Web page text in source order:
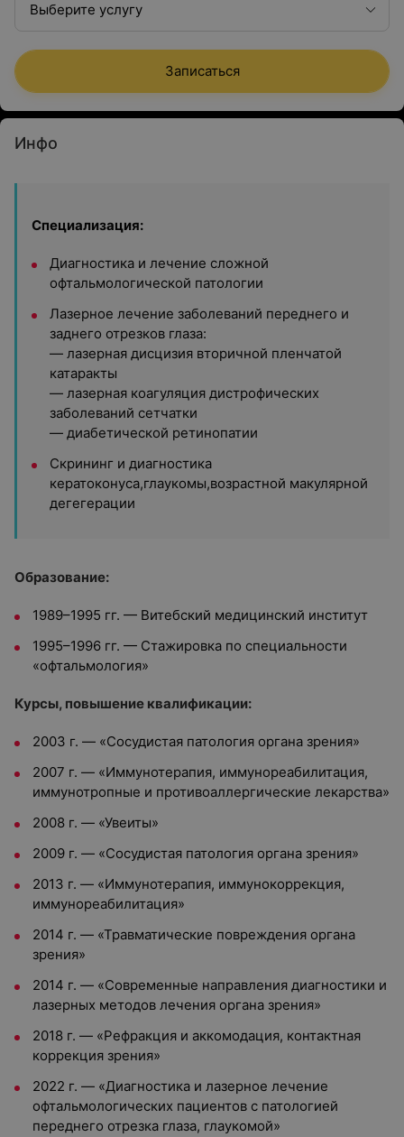
Выберите услугу
Записаться
Инфо
Специализация:
Диагностика и лечение сложной
офтальмологической патологии
Лазерное лечение заболеваний переднего и
заднего отрезков глаза:
— лазерная дисцизия вторичной пленчатой
катаракты
— лазерная коагуляция дистрофических
заболеваний сетчатки
— диабетической ретинопатии
Скрининг и диагностика
кератоконуса,глаукомы,возрастной макулярной
дегегерации
Образование:
1989–1995 гг. — Витебский медицинский институт
1995–1996 гг. — Стажировка по специальности
«офтальмология»
Курсы, повышение квалификации:
2003 г. — «Сосудистая патология органа зрения»
2007 г. — «Иммунотерапия, иммунореабилитация,
иммунотропные и противоаллергические лекарства»
2008 г. — «Увеиты»
2009 г. — «Сосудистая патология органа зрения»
2013 г. — «Иммунотерапия, иммунокоррекция,
иммунореабилитация»
2014 г. — «Травматические повреждения органа
зрения»
2014 г. — «Современные направления диагностики и
лазерных методов лечения органа зрения»
2018 г. — «Рефракция и аккомодация, контактная
коррекция зрения»
2022 г. — «Диагностика и лазерное лечение
офтальмологических пациентов с патологией
переднего отрезка глаза, глаукомой»